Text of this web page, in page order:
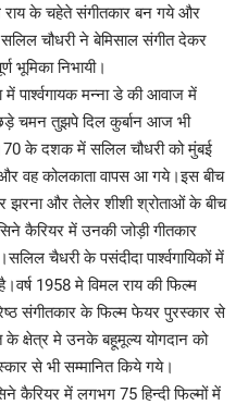
राय के चहेते संगीतकार बन गये और
चौधरी ने बेमिसाल संगीत देकर
भूमिका निभायी।
में पार्श्वगायक मन्ना डे की आवाज में
चमन तुझपे दिल कुर्बान आज भी
के दशक में सलिल चौधरी को मुंबई
वह कोलकाता वापस आ गये।इस बीच
झरना और तेलेर शीशी श्रोताओं के बीच
कैरियर में उनकी जोड़ी गीतकार
चैधरी के पसंदीदा पार्श्वगायिकों में
1958 मे विमल राय की फिल्म
संगीतकार के फिल्म फेयर पुरस्कार से
के क्षेत्र मे उनके बहूमूल्य योगदान को
से भी सम्मानित किये गये।
कैरियर में लगभग 75 हिन्दी फिल्मों में